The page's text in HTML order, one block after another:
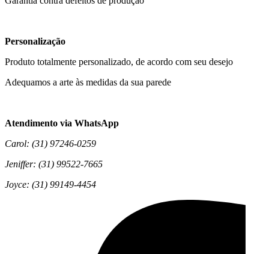
Personalização
Produto totalmente personalizado, de acordo com seu desejo
Adequamos a arte às medidas da sua parede
Atendimento via WhatsApp
Carol: (31) 97246-0259
Jeniffer: (31) 99522-7665
Joyce: (31) 99149-4454